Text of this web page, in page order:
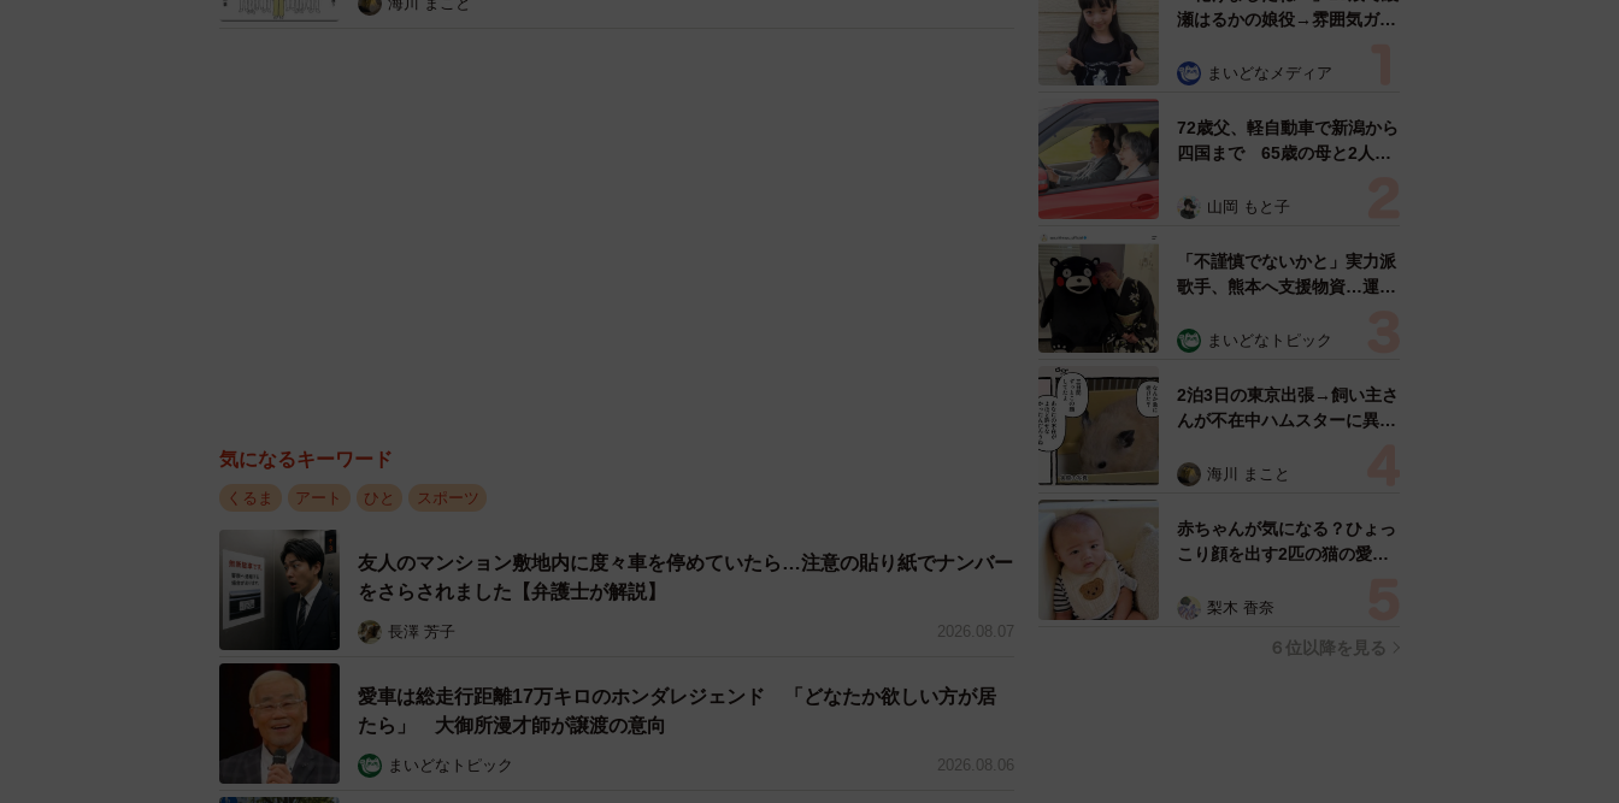
気になるキーワード
くるま アート ひと スポーツ
友人のマンション敷地内に度々車を停めていたら…注意の貼り紙でナンバー
をさらされました【弁護士が解説】
長澤 芳子 2026.08.07
愛車は総走行距離17万キロのホンダレジェンド 「どなたか欲しい方が居
たら」 大御所漫才師が譲渡の意向
まいどなトピック 2026.08.06
瀬はるかの娘役→雰囲気ガラ
雰囲気が」「宝塚に入れそ
まいどなメディア
72歳父、軽自動車で新潟から
四国まで 65歳の母と2人で
憩まで分刻み… 「大学生で
山岡 もと子
「不謹慎でないかと」実力派
歌手、熊本へ支援物資…運搬
めらい 「痛いほど伝わる」
まいどなトピック
2泊3日の東京出張→飼い主さ
んが不在中ハムスターに異
「急に老けた？」【漫画】
海川 まこと
赤ちゃんが気になる？ひょっ
こり顔を出す2匹の猫の愛ら
わいい構図あります？」「ベ
梨木 香奈
６位以降を見る